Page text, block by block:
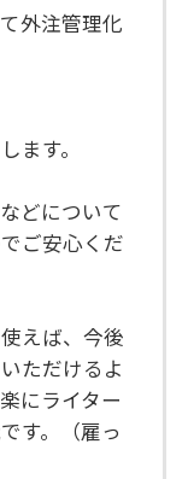
外注管理化
ます。
どについて
ご安心くだ
えば、今後
ただけるよ
にライター
す。（雇っ